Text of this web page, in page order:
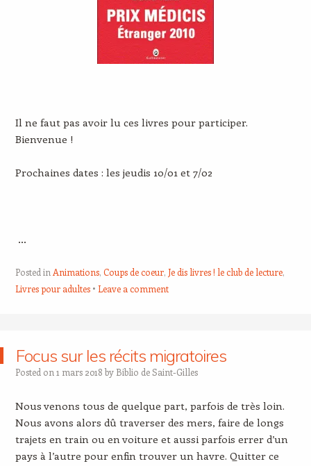
Il ne faut pas avoir lu ces livres pour participer.
Bienvenue !
Prochaines dates : les jeudis 10/01 et 7/02
…
Posted in Animations, Coups de coeur, Je dis livres ! le club de lecture,
Livres pour adultes
Leave a comment
Focus sur les récits migratoires
Posted on 1 mars 2018 by Biblio de Saint-Gilles
Nous venons tous de quelque part, parfois de très loin.
Nous avons alors dû traverser des mers, faire de longs
trajets en train ou en voiture et aussi parfois errer d’un
pays à l’autre pour enfin trouver un havre. Quitter ce